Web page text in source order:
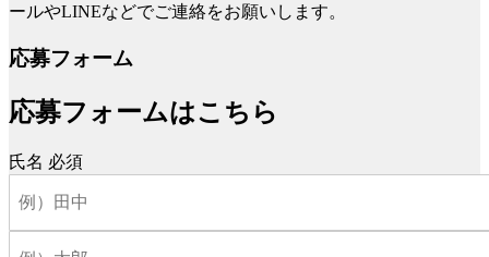
ールやLINEなどでご連絡をお願いします。
応募フォーム
応募フォームはこちら
氏名 必須